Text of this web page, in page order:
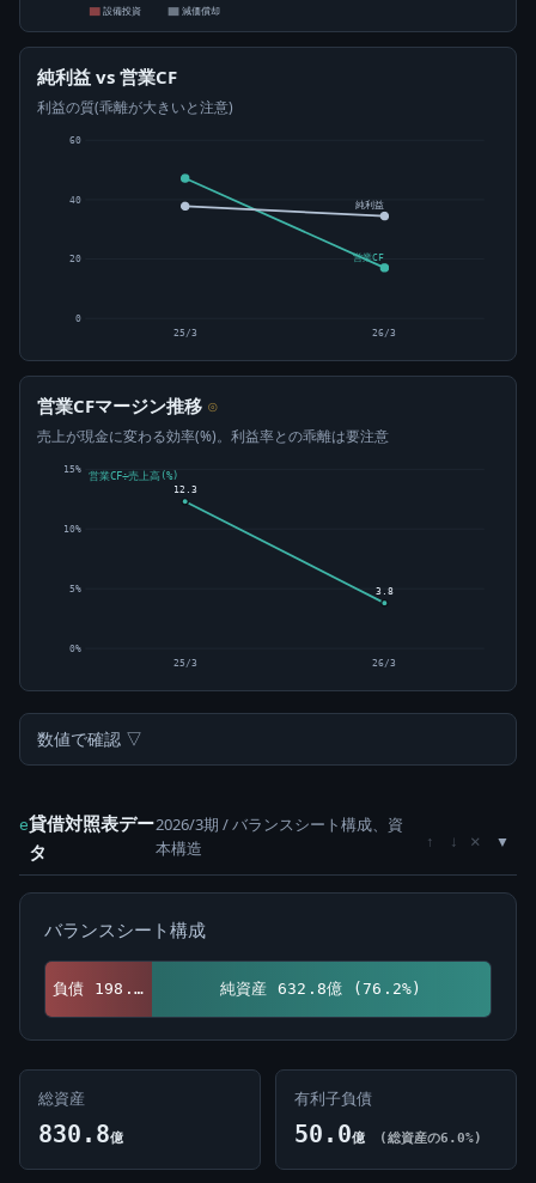
設備投資
減価償却
純利益 vs 営業CF
利益の質(乖離が大きいと注意)
0
20
40
60
営業CF
純利益
25/3 26/3
営業CFマージン推移 ⊙
売上が現金に変わる効率(%)。利益率との乖離は要注意
0%
5%
10%
15%
12.3
25/3
3.8
26/3
営業CF÷売上高(%)
数値で確認 ▽
e貸借対照表デー
タ
2026/3期 / バランスシート構成、資
本構造
↑ ↓ ×
バランスシート構成
負債 198.0億 (23.8%) 純資産 632.8億 (76.2%)
総資産
830.8億
有利子負債
50.0億 (総資産の6.0%)